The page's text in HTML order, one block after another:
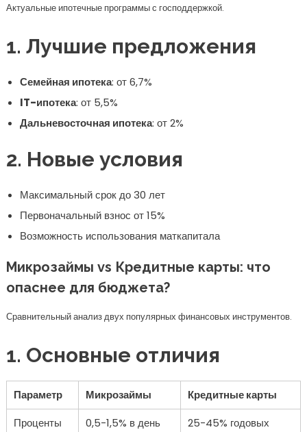
Актуальные ипотечные программы с господдержкой.
1. Лучшие предложения
Семейная ипотека: от 6,7%
IT-ипотека: от 5,5%
Дальневосточная ипотека: от 2%
2. Новые условия
Максимальный срок до 30 лет
Первоначальный взнос от 15%
Возможность использования маткапитала
Микрозаймы vs Кредитные карты: что
опаснее для бюджета?
Сравнительный анализ двух популярных финансовых инструментов.
1. Основные отличия
Параметр Микрозаймы
Кредитные карты
Проценты
0,5-1,5% в день
25-45% годовых